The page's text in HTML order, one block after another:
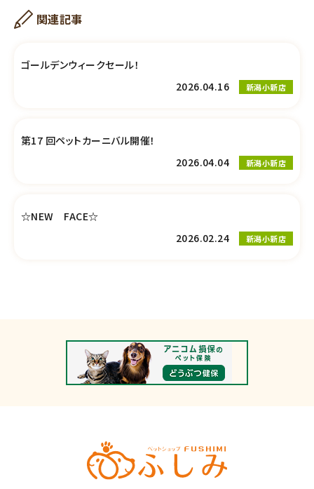
関連記事
ゴールデンウィークセール！
2026.04.16
新潟小新店
第17 回ペットカーニバル開催！
2026.04.04
新潟小新店
☆NEW FACE☆
2026.02.24
新潟小新店